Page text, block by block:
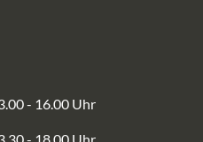
- 16.00 Uhr